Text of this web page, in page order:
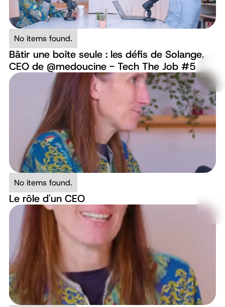
No items found.
Bâtir une boîte seule : les défis de Solange,
CEO de ‪@medoucine‬ - Tech The Job #5
No items found.
Le rôle d'un CEO